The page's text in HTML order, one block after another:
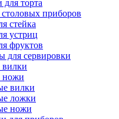
для торта
приборов
стейка
устриц
фруктов
для сервировки
ножи
вилки
ложки
ножи